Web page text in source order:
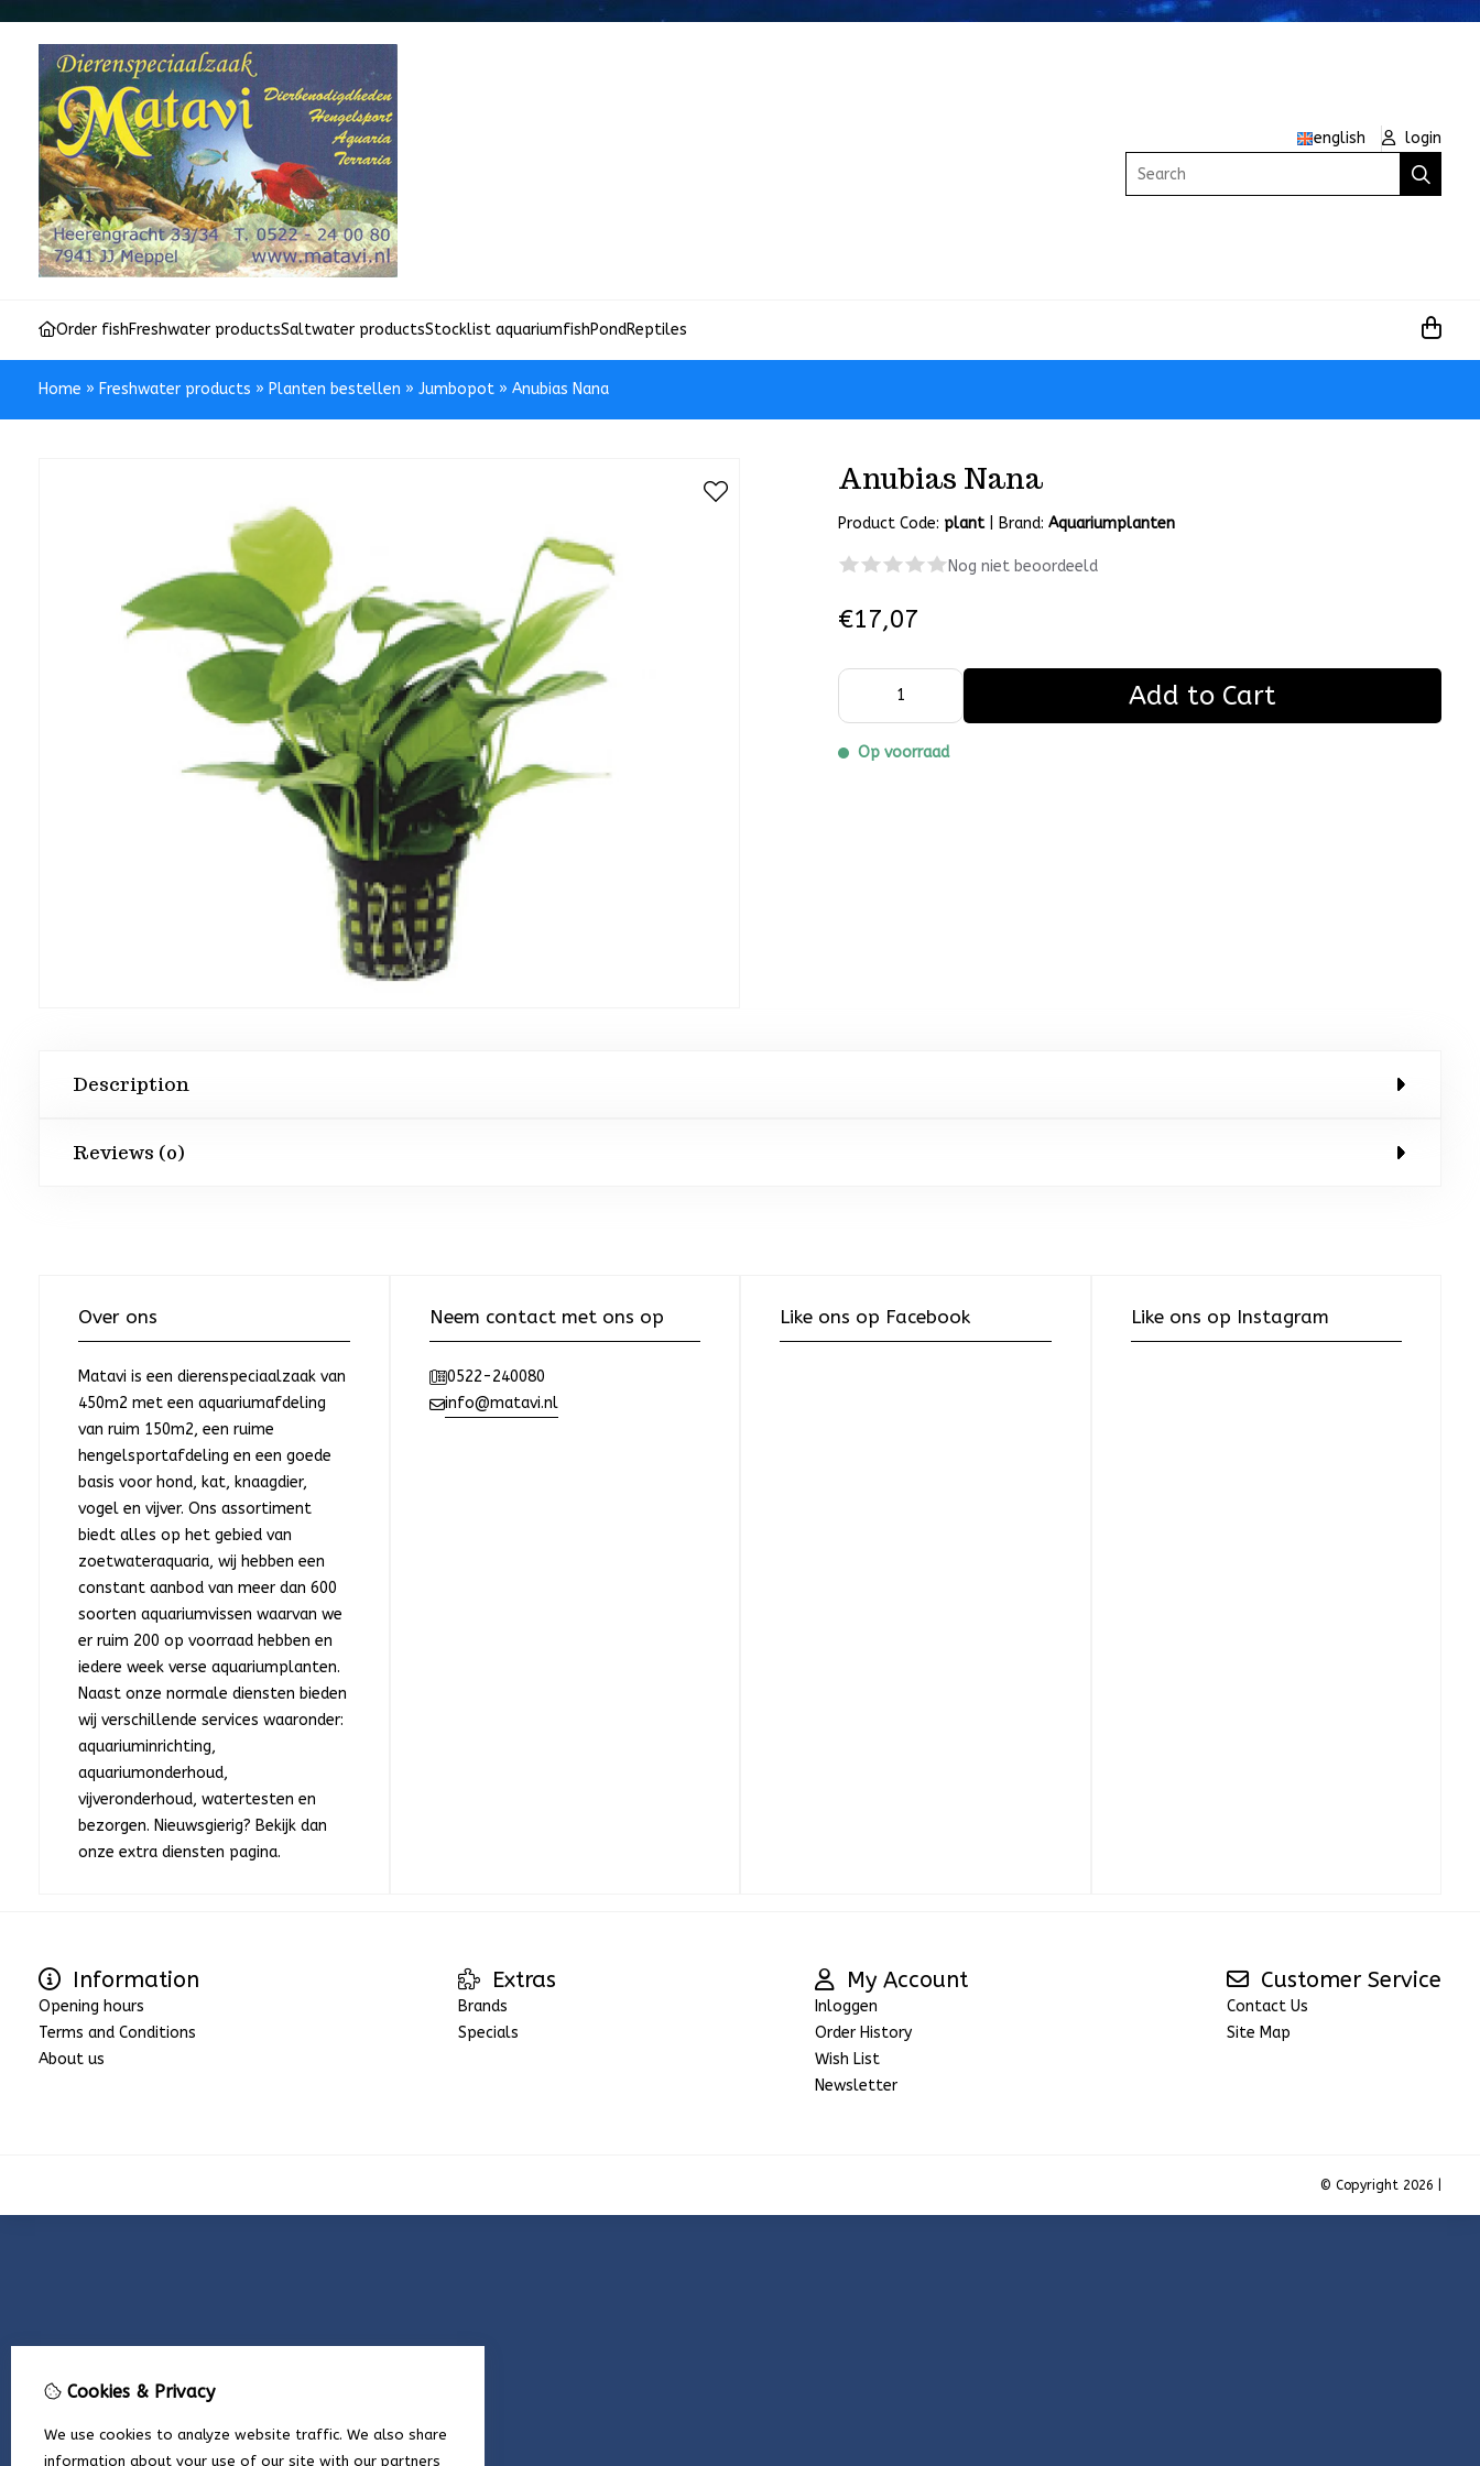
english
login
Search
Order fishFreshwater productsSaltwater productsStocklist aquariumfishPondReptiles
Home » Freshwater products » Planten bestellen » Jumbopot » Anubias Nana
Anubias Nana
Product Code: plant Brand:Aquariumplanten
Nog niet beoordeeld
€17,07
Add to Cart
Op voorraad
Description
Reviews (0)
Over ons
Matavi is een dierenspeciaalzaak van
450m2 met een aquariumafdeling
van ruim 150m2, een ruime
hengelsportafdeling en een goede
basis voor hond, kat, knaagdier,
vogel en vijver. Ons assortiment
biedt alles op het gebied van
zoetwateraquaria, wij hebben een
constant aanbod van meer dan 600
soorten aquariumvissen waarvan we
er ruim 200 op voorraad hebben en
iedere week verse aquariumplanten.
Naast onze normale diensten bieden
wij verschillende services waaronder:
aquariuminrichting,
aquariumonderhoud,
vijveronderhoud, watertesten en
bezorgen. Nieuwsgierig? Bekijk dan
onze extra diensten pagina.
Neem contact met ons op
0522-240080
info@matavi.nl
Like ons op Facebook Like ons op Instagram
Information
Opening hours
Terms and Conditions
About us
Extras
Brands
Specials
My Account
Inloggen
Order History
Wish List
Newsletter
Customer Service
Contact Us
Site Map
© Copyright 2026 |
Cookies & Privacy
We use cookies to analyze website traffic. We also share
information about your use of our site with our partners